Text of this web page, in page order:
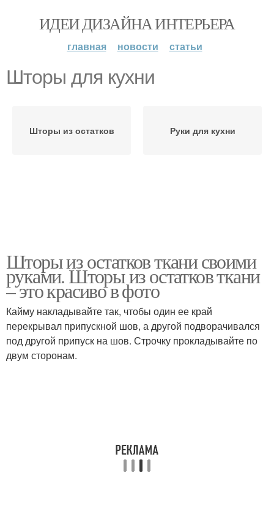
ИДЕИ ДИЗАЙНА ИНТЕРЬЕРА
главная новости статьи
Шторы для кухни
Шторы из остатков Руки для кухни
Шторы из остатков ткани своими
руками. Шторы из остатков ткани
– это красиво в фото
Кайму накладывайте так, чтобы один ее край
перекрывал припускной шов, а другой подворачивался
под другой припуск на шов. Строчку прокладывайте по
двум сторонам.